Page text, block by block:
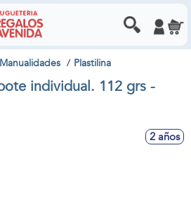
Manualidades Plastilina
individual. 112 grs -
2 años